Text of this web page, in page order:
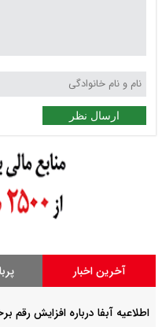
ارسال نظر
آخرین اخبار
اطلاعیه آبفا درباره افزایش